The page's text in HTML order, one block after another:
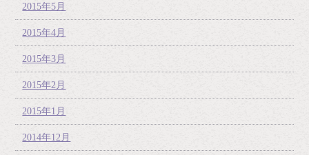
2015年5月
2015年4月
2015年3月
2015年2月
2015年1月
2014年12月